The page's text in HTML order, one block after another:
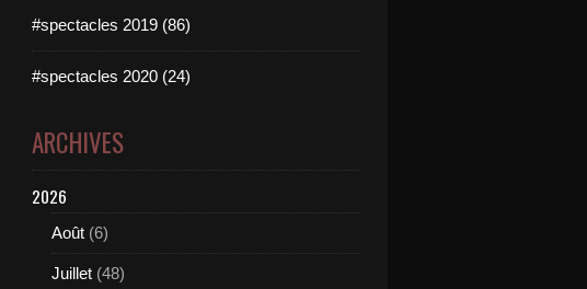
#spectacles 2019 (86)
#spectacles 2020 (24)
ARCHIVES
2026
Août (6)
Juillet (48)